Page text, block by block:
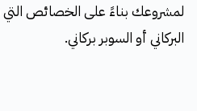
لمشروعك بناءً على الخصائص التي
البركاني أو السوبر بركاني.